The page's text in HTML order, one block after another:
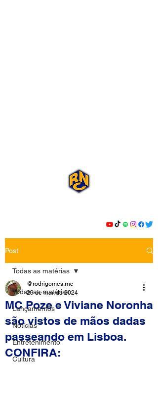
Post
Todas as matérias
Lançamentos
Notícias
Entretenimento
Cultura
Todas as matérias
MC Poze e Viviane Noronha
são vistos de mãos dadas
passeando em Lisboa.
CONFIRA:
@rodrigomes.rnc
29 de mar. de 2024